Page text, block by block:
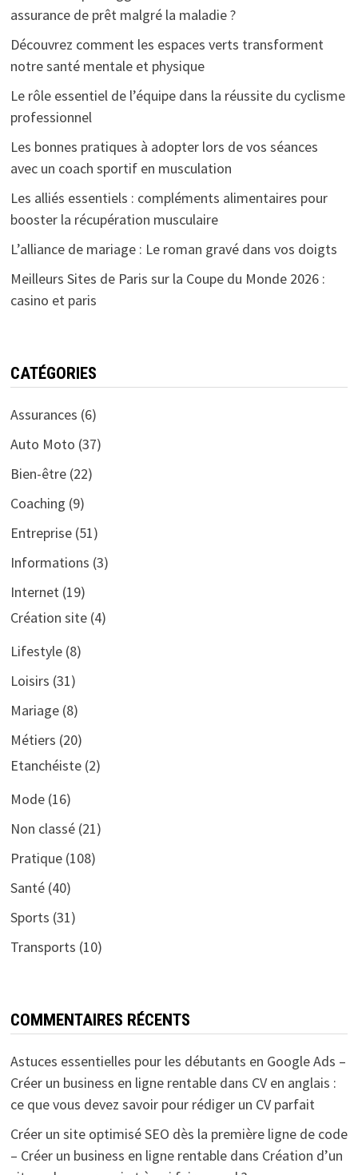
assurance de prêt malgré la maladie ?
Découvrez comment les espaces verts transforment
notre santé mentale et physique
Le rôle essentiel de l’équipe dans la réussite du cyclisme
professionnel
Les bonnes pratiques à adopter lors de vos séances
avec un coach sportif en musculation
Les alliés essentiels : compléments alimentaires pour
booster la récupération musculaire
L’alliance de mariage : Le roman gravé dans vos doigts
Meilleurs Sites de Paris sur la Coupe du Monde 2026 :
casino et paris
CATÉGORIES
Assurances (6)
Auto Moto (37)
Bien-être(22)
Coaching (9)
Entreprise(51)
Informations (3)
Internet(19)
Création site(4)
Lifestyle(8)
Loisirs (31)
Mariage(8)
Métiers (20)
Etanchéiste(2)
Mode(16)
Non classé(21)
Pratique(108)
Santé(40)
Sports (31)
Transports (10)
COMMENTAIRES RÉCENTS
Astuces essentielles pour les débutants en Google Ads –
Créer un business en ligne rentabledans CV en anglais :
ce que vous devez savoir pour rédiger un CV parfait
Créer un site optimisé SEO dès la première ligne de code
– Créer un business en ligne rentabledans Création d’un